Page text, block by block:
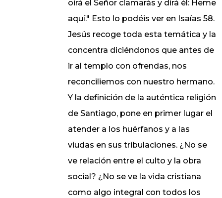
oirá el Señor clamarás y dirá él: Heme
aquí." Esto lo podéis ver en Isaías 58.
Jesús recoge toda esta temática y la
concentra diciéndonos que antes de
ir al templo con ofrendas, nos
reconciliemos con nuestro hermano.
Y la definición de la auténtica religión
de Santiago, pone en primer lugar el
atender a los huérfanos y a las
viudas en sus tribulaciones. ¿No se
ve relación entre el culto y la obra
social? ¿No se ve la vida cristiana
como algo integral con todos los